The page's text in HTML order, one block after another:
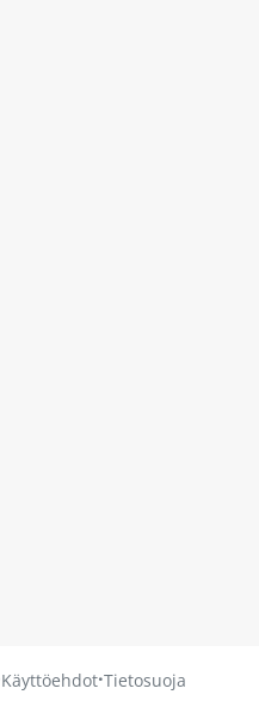
Käyttöehdot·Tietosuoja